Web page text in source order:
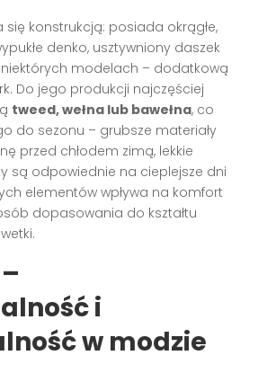
się konstrukcją: posiada okrągłe,
denko, usztywniony daszek
modelach – dodatkową
Do jego produkcji najczęściej
tweed, wełna lub bawełna, co
do sezonu – grubsze materiały
przed chłodem zimą, lekkie
są odpowiednie na cieplejsze dni
elementów wpływa na komfort
dopasowania do kształtu
i
w modzie